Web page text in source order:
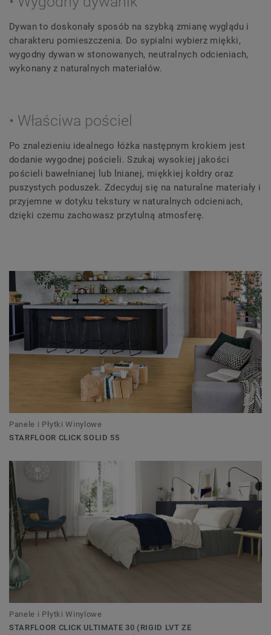
Dywan to doskonały sposób na szybką zmianę wyglądu i
charakteru pomieszczenia. Do sypialni wybierz miękki,
wygodny dywan w stonowanych, neutralnych odcieniach,
wykonany z naturalnych materiałów.
• Właściwa pościel
Po znalezieniu idealnego łóżka następnym krokiem jest
dodanie wygodnej pościeli. Szukaj wysokiej jakości
pościeli bawełnianej lub lnianej, miękkiej kołdry oraz
puszystych poduszek. Zdecyduj się na naturalne materiały i
przyjemne w dotyku tekstury w naturalnych odcieniach,
dzięki czemu zachowasz przytulną atmosferę.
Panele i Płytki Winylowe
STARFLOOR CLICK SOLID 55
Panele i Płytki Winylowe
STARFLOOR CLICK ULTIMATE 30 (RIGID LVT ZE